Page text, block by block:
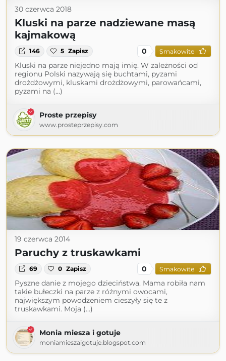
30 czerwca 2018
Kluski na parze nadziewane masą
kajmakową
146 5 Zapisz 0 Smakowite
Kluski na parze niejedno mają imię. W zależności od
regionu Polski nazywają się buchtami, pyzami
drożdżowymi, kluskami drożdżowymi, parowańcami,
pyzami na (...)
Proste przepisy
www.prosteprzepisy.com
19 czerwca 2014
Paruchy z truskawkami
69 0 Zapisz 0 Smakowite
Pyszne danie z mojego dzieciństwa. Mama robiła nam
takie bułeczki na parze z różnymi owocami,
największym powodzeniem cieszyły się te z
truskawkami. Moja (...)
Monia miesza i gotuje
moniamieszaigotuje.blogspot.com